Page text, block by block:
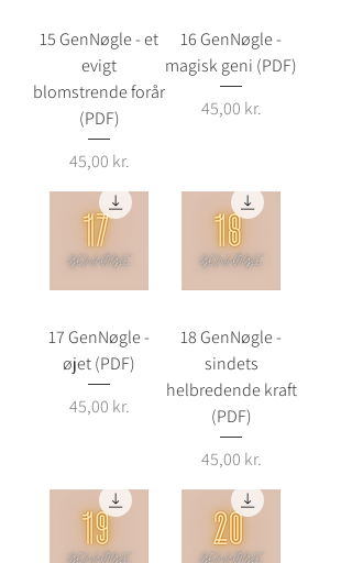
15 GenNøgle - et
evigt
blomstrende forår
(PDF)
Pris
45,00 kr.
16 GenNøgle -
magisk geni (PDF)
Pris
45,00 kr.
17 GenNøgle -
øjet (PDF)
Pris
45,00 kr.
18 GenNøgle -
sindets
helbredende kraft
(PDF)
Pris
45,00 kr.